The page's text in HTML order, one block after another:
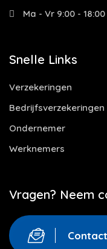
Ma - Vr 9:00 - 18:00
Snelle Links
Verzekeringen
Bedrijfsverzekeringen
Ondernemer
Werknemers
Vragen? Neem
Contact